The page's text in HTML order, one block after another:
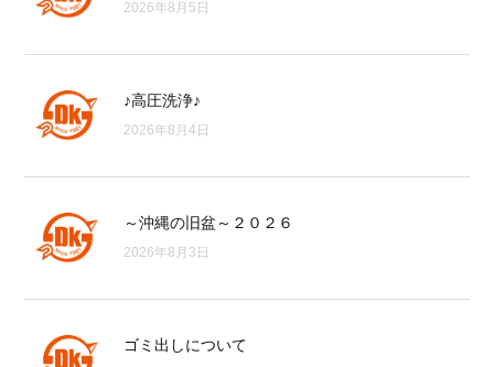
2026年8月5日
♪高圧洗浄♪
2026年8月4日
～沖縄の旧盆～２０２６
2026年8月3日
ゴミ出しについて